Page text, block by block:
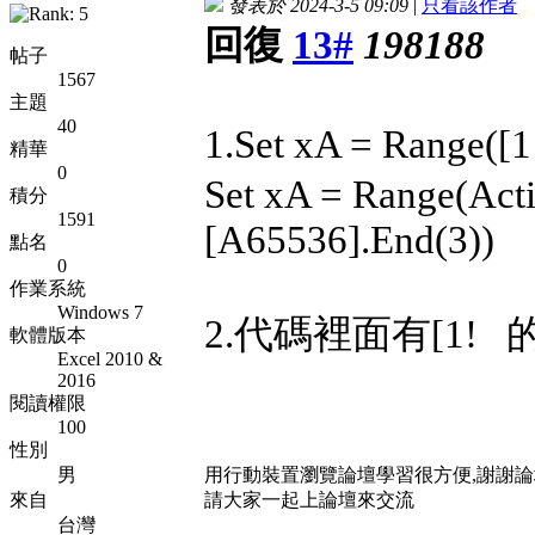
帖子
1567
主題
40
精華
0
積分
1591
點名
0
作業系統
Windows 7
軟體版本
Excel 2010 &
2016
閱讀權限
100
性別
男
來自
台灣
發表於 2024-3-5 09:09 只看該作者
回復 13# 198188
1.Set xA =
Set xA =
[A65536].End(3))
2.代碼裡面有[1!
用行動裝置瀏覽論壇學習很方便,謝謝
請大家一起上論壇來交流